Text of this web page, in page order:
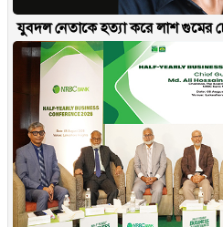
যুবদল নেতাকে হত্যা করে লাশ গুমের